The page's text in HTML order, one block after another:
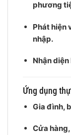
phương
Phát hiện
nhập.
Nhận
Ứng dụng
Gia đình,
Cửa